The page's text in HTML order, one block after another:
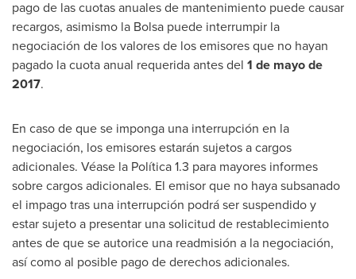
pago de las cuotas anuales de mantenimiento puede causar
recargos, asimismo la Bolsa puede interrumpir la
negociación de los valores de los emisores que no hayan
pagado la cuota anual requerida antes del 1 de mayo de
2017.
En caso de que se imponga una interrupción en la
negociación, los emisores estarán sujetos a cargos
adicionales. Véase la Política 1.3 para mayores informes
sobre cargos adicionales. El emisor que no haya subsanado
el impago tras una interrupción podrá ser suspendido y
estar sujeto a presentar una solicitud de restablecimiento
antes de que se autorice una readmisión a la negociación,
así como al posible pago de derechos adicionales.